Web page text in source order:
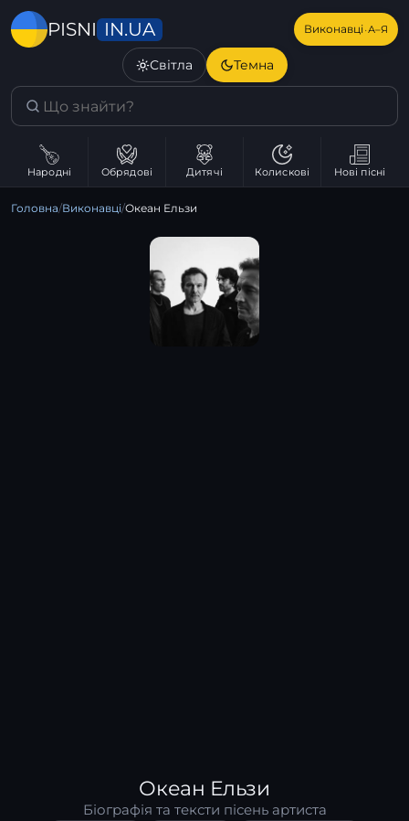
PISNI IN.UA Виконавці·А–Я
Світла Темна
Народні Обрядові Дитячі Колискові Нові пісні
Головна/Виконавці/Океан Ельзи
Океан Ельзи
Біографія та тексти пісень артиста